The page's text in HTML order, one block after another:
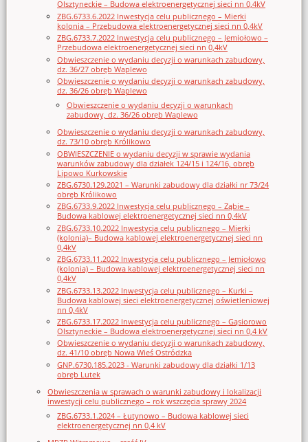
Olsztyneckie – Budowa elektroenergetycznej sieci nn 0,4kV
ZBG.6733.6.2022 Inwestycja celu publicznego – Mierki
kolonia – Przebudowa elektroenergetycznej sieci nn 0,4kV
ZBG.6733.7.2022 Inwestycja celu publicznego – Jemiołowo –
Przebudowa elektroenergetycznej sieci nn 0,4kV
Obwieszczenie o wydaniu decyzji o warunkach zabudowy,
dz. 36/27 obręb Waplewo
Obwieszczenie o wydaniu decyzji o warunkach zabudowy,
dz. 36/26 obręb Waplewo
Obwieszczenie o wydaniu decyzji o warunkach
zabudowy, dz. 36/26 obręb Waplewo
Obwieszczenie o wydaniu decyzji o warunkach zabudowy,
dz. 73/10 obręb Królikowo
OBWIESZCZENIE o wydaniu decyzji w sprawie wydania
warunków zabudowy dla działek 124/15 i 124/16, obręb
Lipowo Kurkowskie
ZBG.6730.129.2021 – Warunki zabudowy dla działki nr 73/24
obręb Królikowo
ZBG.6733.9.2022 Inwestycja celu publicznego – Ząbie –
Budowa kablowej elektroenergetycznej sieci nn 0,4kV
ZBG.6733.10.2022 Inwestycja celu publicznego – Mierki
(kolonia)– Budowa kablowej elektroenergetycznej sieci nn
0,4kV
ZBG.6733.11.2022 Inwestycja celu publicznego – Jemiołowo
(kolonia) – Budowa kablowej elektroenergetycznej sieci nn
0,4kV
ZBG.6733.13.2022 Inwestycja celu publicznego – Kurki –
Budowa kablowej sieci elektroenergetycznej oświetleniowej
nn 0,4kV
ZBG.6733.17.2022 Inwestycja celu publicznego – Gąsiorowo
Olsztyneckie – Budowa elektroenergetycznej sieci nn 0,4 kV
Obwieszczenie o wydaniu decyzji o warunkach zabudowy,
dz. 41/10 obręb Nowa Wieś Ostródzka
GNP.6730.185.2023 - Warunki zabudowy dla działki 1/13
obręb Lutek
Obwieszczenia w sprawach o warunki zabudowy i lokalizacji
inwestycji celu publicznego – rok wszczęcia sprawy 2024
ZBG.6733.1.2024 – Łutynowo – Budowa kablowej sieci
elektroenergetycznej nn 0,4 kV